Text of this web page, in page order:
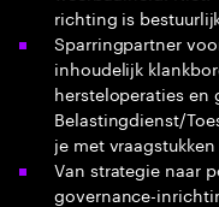
richting is
Sparringpartner
inhoudelijk
hersteloperaties en
Belastingdienst/
je met
Van strategie naar
governance-